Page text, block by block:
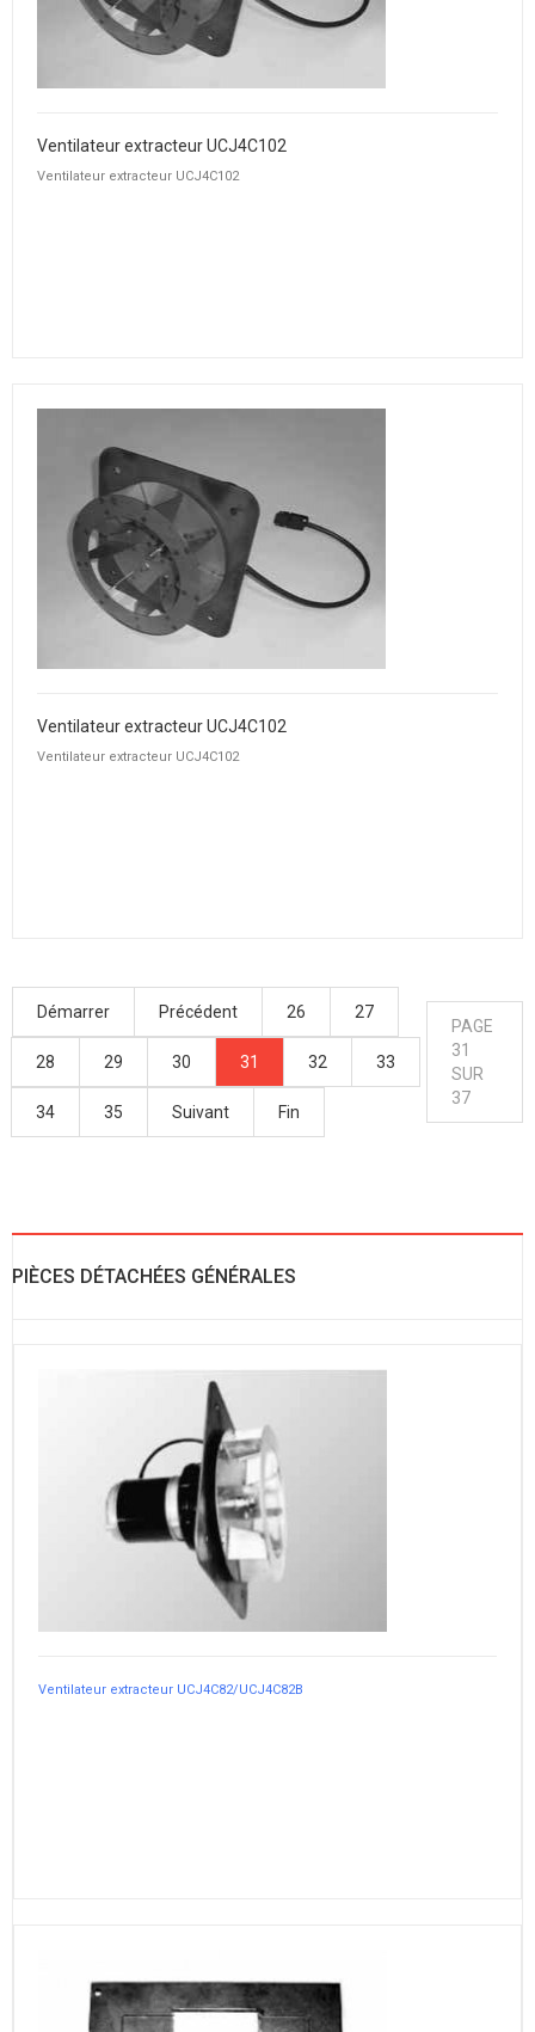
Ventilateur extracteur UCJ4C102
Ventilateur extracteur UCJ4C102
Ventilateur extracteur UCJ4C102
Ventilateur extracteur UCJ4C102
Démarrer Précédent 26 27
28 29 30 31 32 33
34 35 Suivant Fin
PAGE
31
SUR
37
PIÈCES DÉTACHÉES GÉNÉRALES
Ventilateur extracteur UCJ4C82/UCJ4C82B